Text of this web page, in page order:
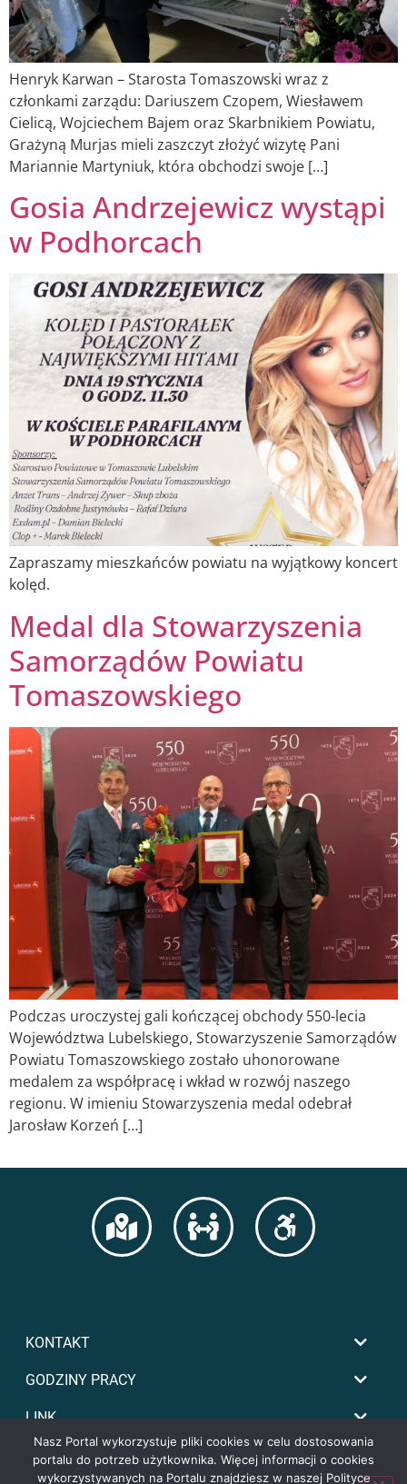
Henryk Karwan – Starosta Tomaszowski wraz z
członkami zarządu: Dariuszem Czopem, Wiesławem
Cielicą, Wojciechem Bajem oraz Skarbnikiem Powiatu,
Grażyną Murjas mieli zaszczyt złożyć wizytę Pani
Mariannie Martyniuk, która obchodzi swoje […]
Gosia Andrzejewicz wystąpi
w Podhorcach
Zapraszamy mieszkańców powiatu na wyjątkowy koncert
kolęd.
Medal dla Stowarzyszenia
Samorządów Powiatu
Tomaszowskiego
Podczas uroczystej gali kończącej obchody 550-lecia
Województwa Lubelskiego, Stowarzyszenie Samorządów
Powiatu Tomaszowskiego zostało uhonorowane
medalem za współpracę i wkład w rozwój naszego
regionu. W imieniu Stowarzyszenia medal odebrał
Jarosław Korzeń […]
KONTAKT
GODZINY PRACY
LINK
Nasz Portal wykorzystuje pliki cookies w celu dostosowania
portalu do potrzeb użytkownika. Więcej informacji o cookies
wykorzystywanych na Portalu znajdziesz w naszej Polityce